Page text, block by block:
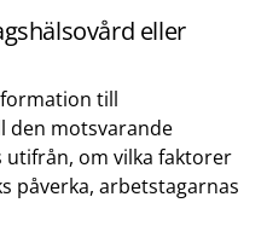
eller
till
den motsvarande
utifrån, om vilka faktorer
påverka, arbetstagarnas